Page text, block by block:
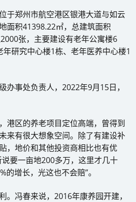
于郑州市航空港区银港大道与如云
面积41398.22㎡，总建筑面积
张，主要建设有老年公寓楼6
研究中心楼1栋、老年医养中心楼1
办事处负责人，2022年9月15日，
港区的养老项目定位高端，曾得到
来有很大想象空间。除了有建设补
，地价和其他投资商相比也有优
要一亩地200多万，这里才几十
的增长，光这也不会赔”。
。冯春来说，2016年康养园开建，